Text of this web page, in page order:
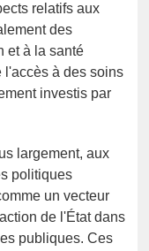
relatifs aux
des
et à la santé
l'accès à des soins
investis par
largement, aux
politiques
un vecteur
de l'État dans
publiques. Ces